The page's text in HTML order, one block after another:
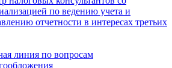
по ведению учета и
отчетности в интересах третьих
линия по вопросам